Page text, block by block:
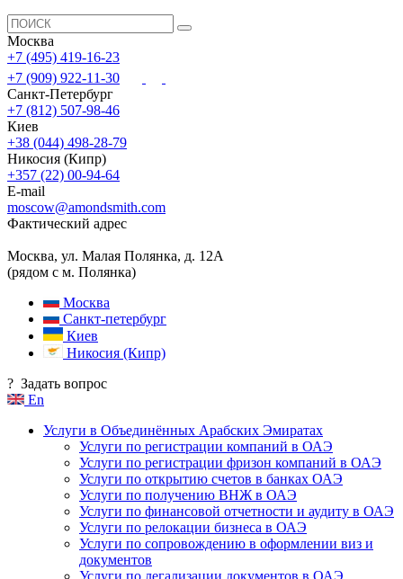
Москва
+7 (495) 419-16-23
+7 (909) 922-11-30
Санкт-Петербург
+7 (812) 507-98-46
Киев
+38 (044) 498-28-79
Никосия (Кипр)
+357 (22) 00-94-64
E-mail
moscow@amondsmith.com
Фактический адрес
Москва, ул. Малая Полянка, д. 12А
(рядом с м. Полянка)
Москва
Санкт-петербург
Киев
Никосия (Кипр)
? Задать вопрос
En
Услуги в Объединённых Арабских Эмиратах
Услуги по регистрации компаний в ОАЭ
Услуги по регистрации фризон компаний в ОАЭ
Услуги по открытию счетов в банках ОАЭ
Услуги по получению ВНЖ в ОАЭ
Услуги по финансовой отчетности и аудиту в ОАЭ
Услуги по релокации бизнеса в ОАЭ
Услуги по сопровождению в оформлении виз и
документов
Услуги по легализации документов в ОАЭ